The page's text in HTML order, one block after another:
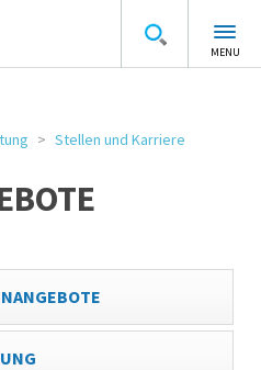
MENU
Stellen und Karriere